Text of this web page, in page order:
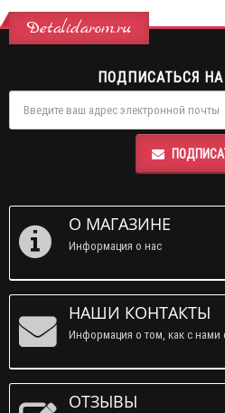
Detalidarom.ru
ПОДПИСАТЬСЯ
О МАГАЗИНЕ
Информация о нас
НАШИ КОНТАКТЫ
Информация о том, как с нами
ОТЗЫВЫ